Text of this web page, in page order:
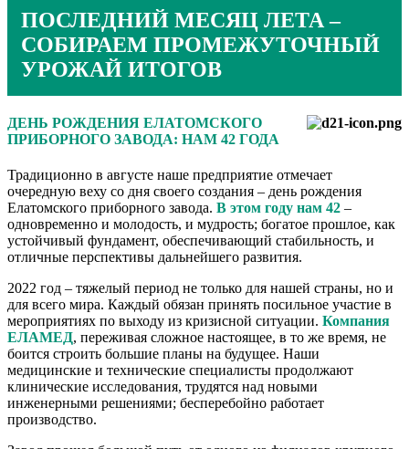
ПОСЛЕДНИЙ МЕСЯЦ ЛЕТА –
СОБИРАЕМ ПРОМЕЖУТОЧНЫЙ
УРОЖАЙ ИТОГОВ
ДЕНЬ РОЖДЕНИЯ ЕЛАТОМСКОГО
ПРИБОРНОГО ЗАВОДА: НАМ 42 ГОДА
Традиционно в августе наше предприятие отмечает
очередную веху со дня своего создания – день рождения
Елатомского приборного завода. В этом году нам 42 –
одновременно и молодость, и мудрость; богатое прошлое, как
устойчивый фундамент, обеспечивающий стабильность, и
отличные перспективы дальнейшего развития.
2022 год – тяжелый период не только для нашей страны, но и
для всего мира. Каждый обязан принять посильное участие в
мероприятиях по выходу из кризисной ситуации. Компания
ЕЛАМЕД, переживая сложное настоящее, в то же время, не
боится строить большие планы на будущее. Наши
медицинские и технические специалисты продолжают
клинические исследования, трудятся над новыми
инженерными решениями; бесперебойно работает
производство.